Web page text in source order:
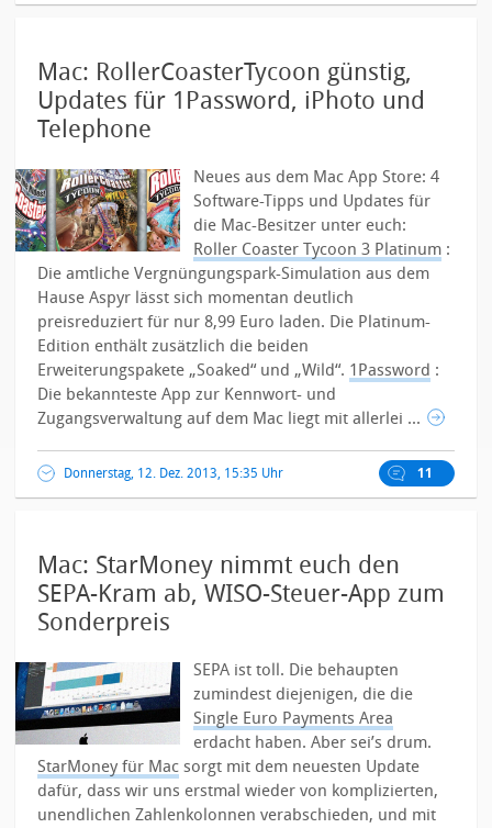
Mac: RollerCoasterTycoon günstig,
Updates für 1Password, iPhoto und
Telephone
Neues aus dem Mac App Store: 4
Software-Tipps und Updates für
die Mac-Besitzer unter euch:
Roller Coaster Tycoon 3 Platinum :
Die amtliche Vergnüngungspark-Simulation aus dem
Hause Aspyr lässt sich momentan deutlich
preisreduziert für nur 8,99 Euro laden. Die Platinum-
Edition enthält zusätzlich die beiden
Erweiterungspakete „Soaked“ und „Wild“. 1Password :
Die bekannteste App zur Kennwort- und
Zugangsverwaltung auf dem Mac liegt mit allerlei ...
Donnerstag, 12. Dez. 2013, 15:35 Uhr 11
Mac: StarMoney nimmt euch den
SEPA-Kram ab, WISO-Steuer-App zum
Sonderpreis
SEPA ist toll. Die behaupten
zumindest diejenigen, die die
Single Euro Payments Area
erdacht haben. Aber sei’s drum.
StarMoney für Mac sorgt mit dem neuesten Update
dafür, dass wir uns erstmal wieder von komplizierten,
unendlichen Zahlenkolonnen verabschieden, und mit